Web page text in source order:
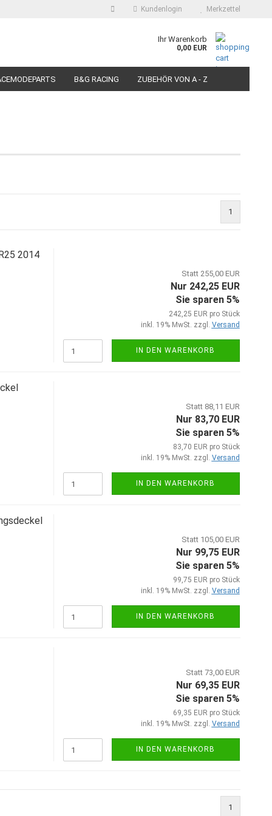
Kundenlogin
Passwort vergessen?
Merkzettel
Ihr Warenkorb
0,00 EUR
B&G RACING ZUBEHÖR VON A - Z
1
2014
Statt 255,00 EUR
Nur 242,25 EUR
Sie sparen 5%
242,25 EUR pro Stück
inkl. 19% MwSt. zzgl. Versand
IN DEN WARENKORB
Statt 88,11 EUR
Nur 83,70 EUR
Sie sparen 5%
83,70 EUR pro Stück
inkl. 19% MwSt. zzgl. Versand
IN DEN WARENKORB
Statt 105,00 EUR
Nur 99,75 EUR
Sie sparen 5%
99,75 EUR pro Stück
inkl. 19% MwSt. zzgl. Versand
IN DEN WARENKORB
Statt 73,00 EUR
Nur 69,35 EUR
Sie sparen 5%
69,35 EUR pro Stück
inkl. 19% MwSt. zzgl. Versand
IN DEN WARENKORB
1